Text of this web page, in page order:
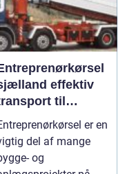
effektiv
til
og
anlægsopgaver
er en
del af mange
og